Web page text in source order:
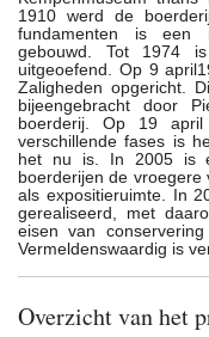
1910 werd de
fundamenten is een
gebouwd. Tot 1974
uitgeoefend. Op 9
Zaligheden opgericht.
bijeengebracht door
boerderij. Op 19
verschillende fases is
het nu is. In 2005 is
boerderijen de vroegere
als expositieruimte. In
gerealiseerd, met
eisen van
Vermeldenswaardig is
Overzicht van het